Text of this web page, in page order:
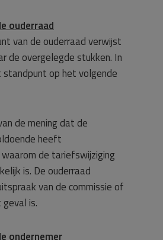
ouderraad
van de ouderraad verwijst
de overgelegde stukken. In
op het volgende
de mening dat de
heeft
de tariefswijziging
is. De ouderraad
van de commissie of
is.
ondernemer